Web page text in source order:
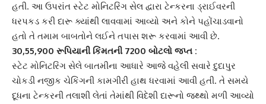
હતી. આ ઉપરાંત સ્ટેટ મોનિટરિંગ સેલ દ્વારા ટેન્કરના ડ્રાઈવરની
ધરપકડ કરી દારૂ ક્યાંથી લાવવામાં આવ્યો અને કોને પહોંચાડવાનો
હતો તે તમામ બાબતોને લઈને તપાસ શરૂ કરવામાં આવી છે.
30,55,900 રૂપિયાની કિંમતની 7200 બોટલો જપ્ત :
સ્ટેટ મોનિટરિંગ સેલે બાતમીના આધારે આજે વહેલી સવારે દુદાપુર
ચોકડી નજીક ચેકિંગની કામગીરી હાથ ધરવામાં આવી હતી. તે સમયે
દૂધના ટેન્કરની તલાશી લેતાં તેમાંથી વિદેશી દારૂનો જથ્થો મળી આવ્યો